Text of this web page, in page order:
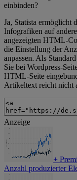
einbinden?
Ja, Statista ermöglicht
Infografiken auf
angezeigten HTML-
die Einstellung der
anpassen. Als
Sie bei Wordpress-
HTML-Seite
Artikeltext reicht nicht
Anzeige
+
Anzahl produzierter